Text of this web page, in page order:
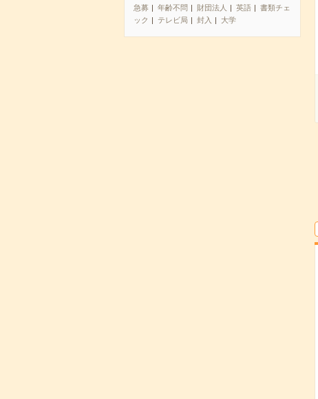
急募 年齢不問 財団法人 英語
書類チェ
ック
テレビ局 封入 大学